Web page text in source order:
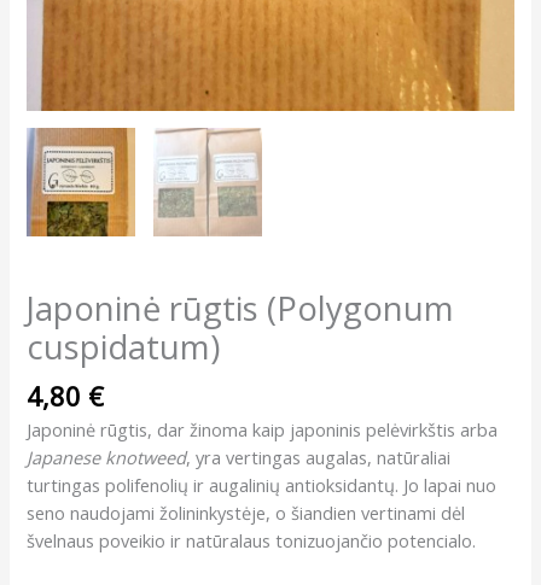
Japoninė rūgtis (Polygonum
cuspidatum)
4,80 €
Japoninė rūgtis, dar žinoma kaip japoninis pelėvirkštis arba
Japanese knotweed, yra vertingas augalas, natūraliai
turtingas polifenolių ir augalinių antioksidantų. Jo lapai nuo
seno naudojami žolininkystėje, o šiandien vertinami dėl
švelnaus poveikio ir natūralaus tonizuojančio potencialo.